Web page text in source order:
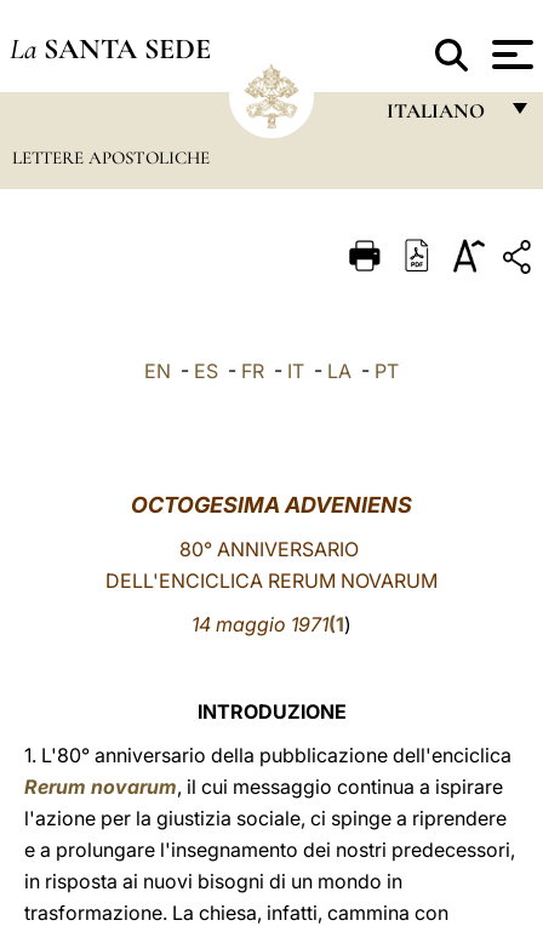
La SANTA SEDE
ITALIANO
ITALIANO
LATINE
LETTERE APOSTOLICHE
EN - ES - FR - IT - LA - PT
OCTOGESIMA ADVENIENS
80° ANNIVERSARIO
DELL'ENCICLICA RERUM NOVARUM
14 maggio 1971(1)
INTRODUZIONE
1. L'80° anniversario della pubblicazione dell'enciclica
Rerum novarum, il cui messaggio continua a ispirare
l'azione per la giustizia sociale, ci spinge a riprendere
e a prolungare l'insegnamento dei nostri predecessori,
in risposta ai nuovi bisogni di un mondo in
trasformazione. La chiesa, infatti, cammina con